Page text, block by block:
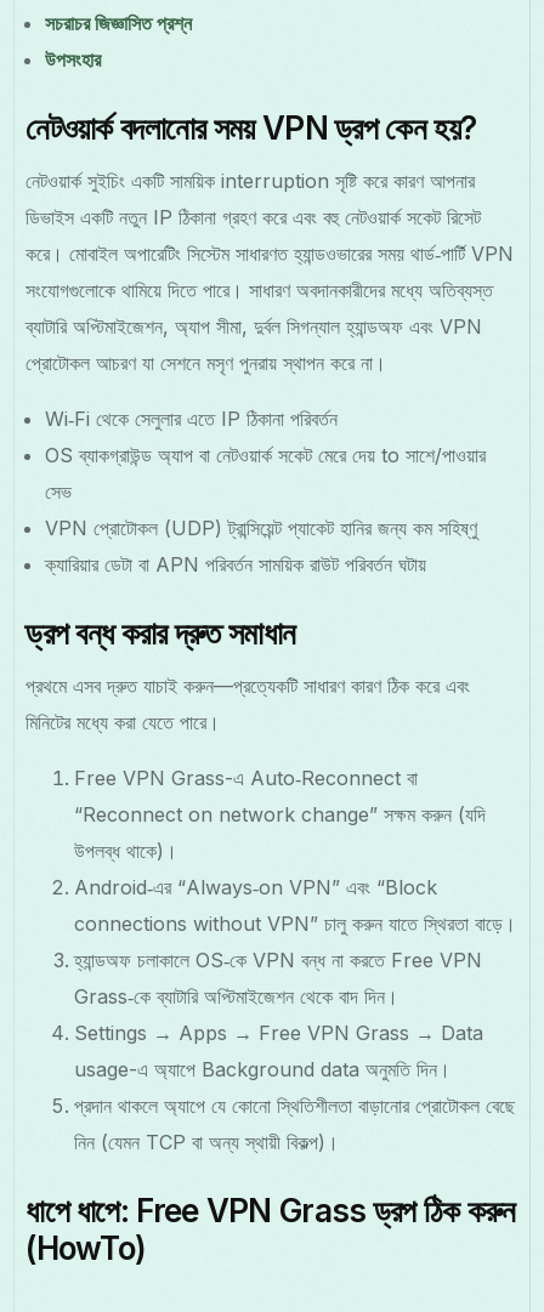
সচরাচর জিজ্ঞাসিত প্রশ্ন
উপসংহার
নেটওয়ার্ক বদলানোর সময় VPN ড্রপ কেন হয়?
নেটওয়ার্ক সুইচিং একটি সাময়িক interruption সৃষ্টি করে কারণ আপনার
ডিভাইস একটি নতুন IP ঠিকানা গ্রহণ করে এবং বহু নেটওয়ার্ক সকেট রিসেট
করে। মোবাইল অপারেটিং সিস্টেম সাধারণত হ্যান্ডওভারের সময় থার্ড‑পার্টি VPN
সংযোগগুলোকে থামিয়ে দিতে পারে। সাধারণ অবদানকারীদের মধ্যে অতিব্যস্ত
ব্যাটারি অপ্টিমাইজেশন, অ্যাপ সীমা, দুর্বল সিগন্যাল হ্যান্ডঅফ এবং VPN
প্রোটোকল আচরণ যা সেশনে মসৃণ পুনরায় স্থাপন করে না।
Wi‑Fi থেকে সেলুলার এতে IP ঠিকানা পরিবর্তন
OS ব্যাকগ্রাউন্ড অ্যাপ বা নেটওয়ার্ক সকেট মেরে দেয় to সাশে/পাওয়ার
সেভ
VPN প্রোটোকল (UDP) ট্রান্সিয়েন্ট প্যাকেট হানির জন্য কম সহিষ্ণু
ক্যারিয়ার ডেটা বা APN পরিবর্তন সাময়িক রাউট পরিবর্তন ঘটায়
ড্রপ বন্ধ করার দ্রুত সমাধান
প্রথমে এসব দ্রুত যাচাই করুন—প্রত্যেকটি সাধারণ কারণ ঠিক করে এবং
মিনিটের মধ্যে করা যেতে পারে।
Free VPN Grass-এ Auto‑Reconnect বা
“Reconnect on network change” সক্ষম করুন (যদি
উপলব্ধ থাকে)।
Android‑এর “Always‑on VPN” এবং “Block
connections without VPN” চালু করুন যাতে স্থিরতা বাড়ে।
হ্যান্ডঅফ চলাকালে OS‑কে VPN বন্ধ না করতে Free VPN
Grass‑কে ব্যাটারি অপ্টিমাইজেশন থেকে বাদ দিন।
Settings → Apps → Free VPN Grass → Data
usage-এ অ্যাপে Background data অনুমতি দিন।
প্রদান থাকলে অ্যাপে যে কোনো স্থিতিশীলতা বাড়ানোর প্রোটোকল বেছে
নিন (যেমন TCP বা অন্য স্থায়ী বিকল্প)।
ধাপে ধাপে: Free VPN Grass ড্রপ ঠিক করুন
(HowTo)